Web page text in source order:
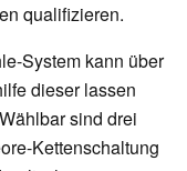
qualifizieren.
System kann über
dieser lassen
sind drei
Kettenschaltung